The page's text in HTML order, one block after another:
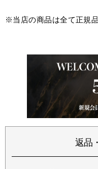
※当店の商品は全て正規品
返品